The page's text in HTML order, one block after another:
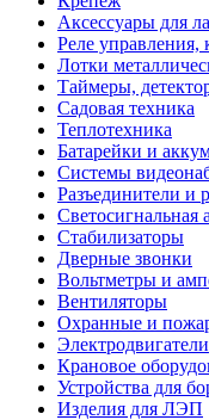
Аксессуары для
Реле управления,
Лотки
Таймеры,
Садовая техника
Теплотехника
Батарейки и
Системы
Разъединители и
Светосигнальная
Стабилизаторы
Дверные звонки
Вольтметры и
Вентиляторы
Охранные и
Электродвигатели
Крановое
Устройства для
Изделия для ЛЭП